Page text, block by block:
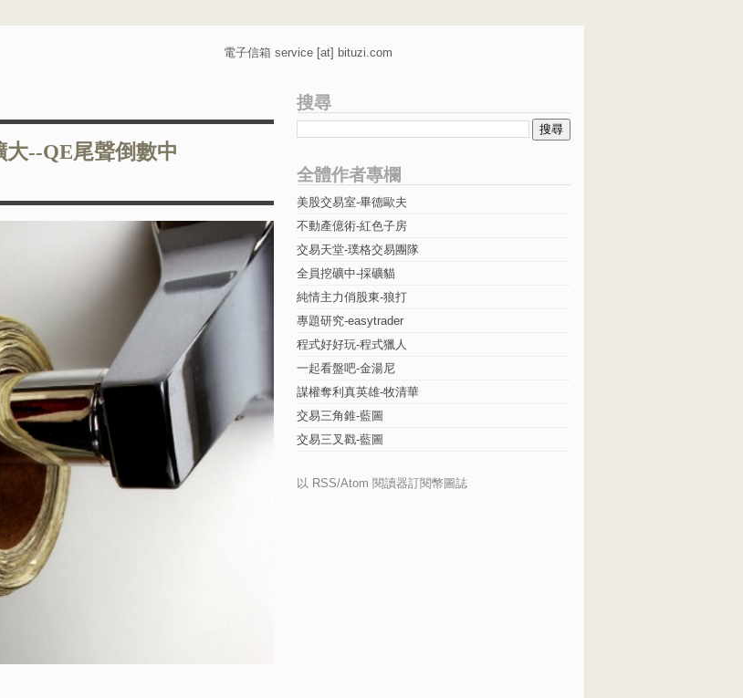
電子信箱 service [at] bituzi.com
--QE尾聲倒數中
搜尋
全體作者專欄
美股交易室-畢德歐夫
不動產億術-紅色子房
交易天堂-璞格交易團隊
全員挖礦中-採礦貓
純情主力俏股東-狼打
專題研究-easytrader
程式好好玩-程式獵人
一起看盤吧-金湯尼
謀權奪利真英雄-牧清華
交易三角錐-藍圖
交易三叉戳-藍圖
以 RSS/Atom 閱讀器訂閱幣圖誌